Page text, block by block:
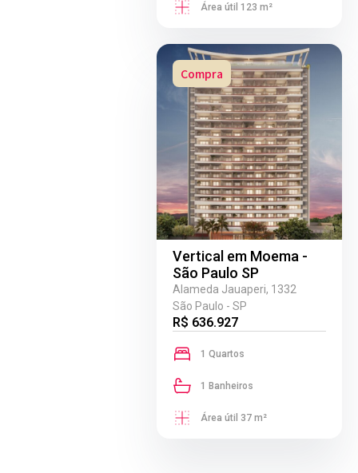
Área útil 123 m²
Compra
Vertical em Moema -
São Paulo SP
Alameda Jauaperi, 1332
São Paulo - SP
R$ 636.927
1 Quartos
1 Banheiros
Área útil 37 m²